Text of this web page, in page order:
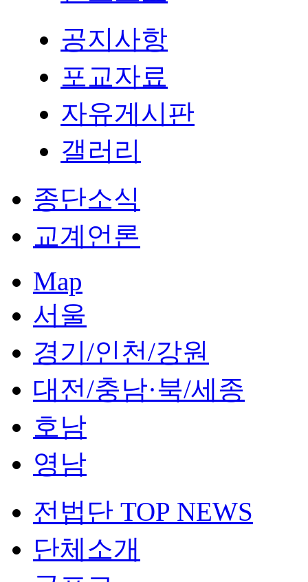
공지사항
포교자료
자유게시판
갤러리
종단소식
교계언론
Map
서울
경기/인천/강원
대전/충남·북/세종
호남
영남
전법단 TOP NEWS
단체소개